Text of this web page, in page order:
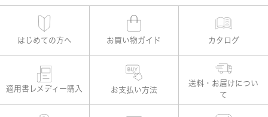
はじめての方へ お買い物ガイド カタログ
適用書レメディー購入 お支払い方法